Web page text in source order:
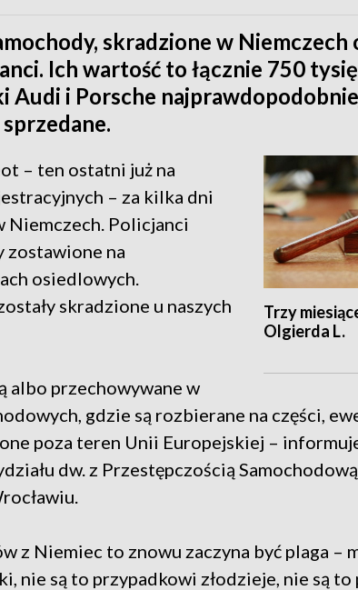
skradzione w Niemczech
Ich wartość to łącznie 750
Audi i Porsche
Trzy
Olgierda L.
– ten ostatni już na
– za kilka dni
Niemczech. Policjanci
zostawione na
osiedlowych.
skradzione u naszych
albo przechowywane w
gdzie są rozbierane na części,
poza teren Unii Europejskiej –
dw. z Przestępczością
z Niemiec to znowu zaczyna być plaga –
nie są to przypadkowi złodzieje, nie są